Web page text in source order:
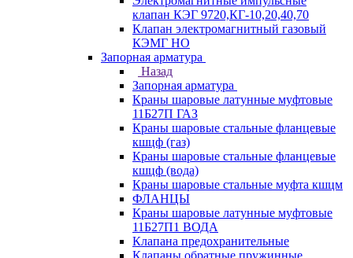
клапан КЭГ 9720,КГ-10,20,40,70
Клапан электромагнитный газовый
КЭМГ НО
Запорная арматура
Назад
Запорная арматура
Краны шаровые латунные муфтовые
11Б27П ГАЗ
Краны шаровые стальные фланцевые
кшцф (газ)
Краны шаровые стальные фланцевые
кшцф (вода)
Краны шаровые стальные муфта кшцм
ФЛАНЦЫ
Краны шаровые латунные муфтовые
11Б27П1 ВОДА
Клапана предохранительные
Клапаны обратные пружинные